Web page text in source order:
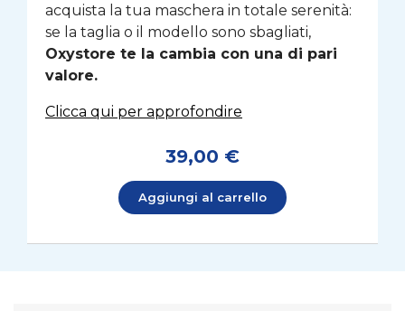
acquista la tua maschera in totale serenità:
se la taglia o il modello sono sbagliati,
Oxystore te la cambia con una di pari
valore.
Clicca qui per approfondire
39,00 €
Aggiungi al carrello